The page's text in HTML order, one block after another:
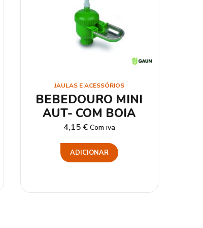
JAULAS E ACESSÓRIOS
BEBEDOURO MINI
AUT- COM BOIA
4,15 € Com iva
ADICIONAR